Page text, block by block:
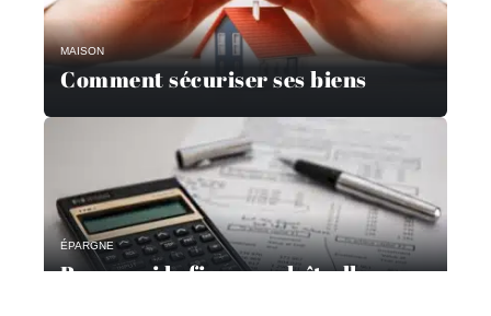
MAISON
Comment sécuriser ses biens
ÉPARGNE
Pourquoi la finance plaît-elle aux